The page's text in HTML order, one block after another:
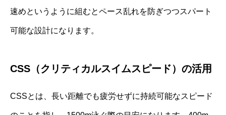
速めというように組むとペース乱れを防ぎつつスパート
可能な設計になります。
CSS（クリティカルスイムスピード）の活用
CSSとは、長い距離でも疲労せずに持続可能なスピード